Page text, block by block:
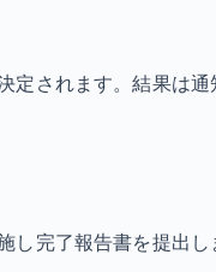
定されます。結果は通
し完了報告書を提出し